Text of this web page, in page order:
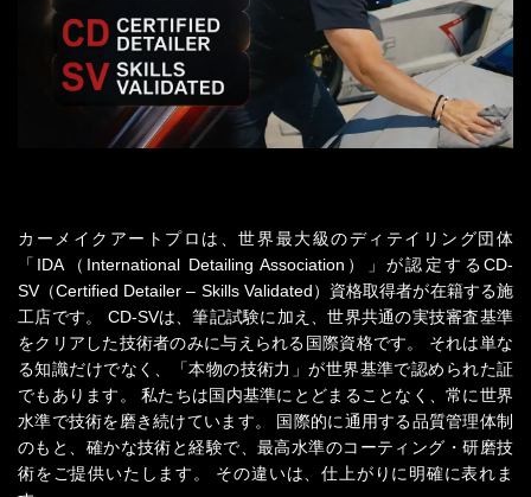
カーメイクアートプロは、世界最大級のディテイリング団体
「IDA（International Detailing Association）」が認定するCD-
SV（Certified Detailer – Skills Validated）資格取得者が在籍する施
工店です。
CD-SVは、筆記試験に加え、世界共通の実技審査基準
をクリアした技術者のみに与えられる国際資格です。
それは単な
る知識だけでなく、「本物の技術力」が世界基準で認められた証
でもあります。
私たちは国内基準にとどまることなく、常に世界
水準で技術を磨き続けています。
国際的に通用する品質管理体制
のもと、確かな技術と経験で、最高水準のコーティング・研磨技
術をご提供いたします。
その違いは、仕上がりに明確に表れま